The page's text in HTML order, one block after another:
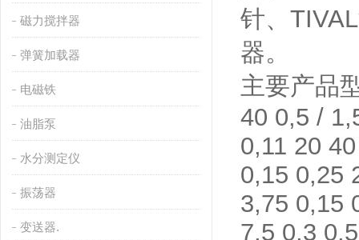
磁力搅拌器
弹簧加载器
电磁铁
油脂泵
水分测定仪
振荡器
变送器.
针、
器。
主要产品
40 0,5 /
0,11 20
0,15 0,25
3,75 0,15
7,5 0,3